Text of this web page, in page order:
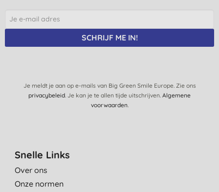
SCHRIJF ME IN!
Je meldt je aan op e-mails van Big Green Smile Europe. Zie ons
privacybeleid. Je kan je te allen tijde uitschrijven. Algemene
voorwaarden.
Snelle Links
Over ons
Onze normen